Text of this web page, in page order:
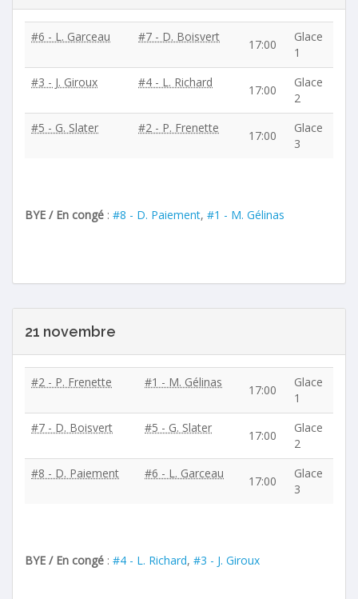
#6 - L. Garceau #7 - D. Boisvert
17:00
Glace
1
#3 - J. Giroux
#4 - L. Richard
17:00
Glace
2
#5 - G. Slater
#2 - P. Frenette
17:00
Glace
3
BYE / En congé : #8 - D. Paiement, #1 - M. Gélinas
21 novembre
#2 - P. Frenette #1 - M. Gélinas
17:00
Glace
1
#7 - D. Boisvert
#5 - G. Slater
17:00
Glace
2
#8 - D. Paiement
#6 - L. Garceau
17:00
Glace
3
BYE / En congé : #4 - L. Richard, #3 - J. Giroux